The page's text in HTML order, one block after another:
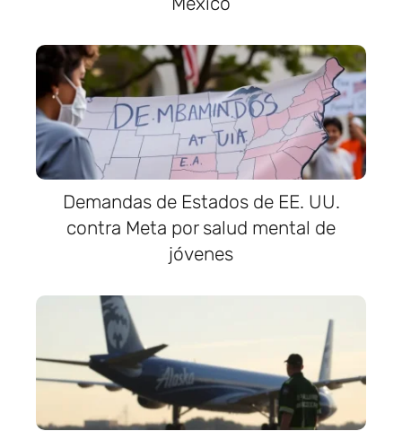
Demandas de Estados de EE. UU.
contra Meta por salud mental de
jóvenes